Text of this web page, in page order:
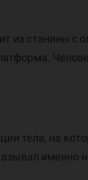
из станины с
тела, на
именно